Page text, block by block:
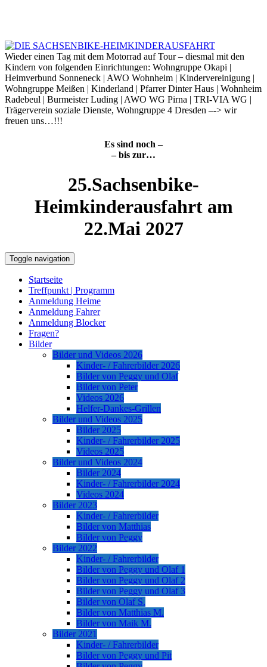
Wieder einen Tag mit dem Motorrad auf Tour – diesmal mit den
Kindern von folgenden Einrichtungen: Wohngruppe Okapi |
Heimverbund Sonneneck | AWO Wohnheim | Kindervereinigung |
Wohngruppe Meißen | Kinderland | Pfarrer Dinter Haus | Wohnheim
Radebeul | Burmeister Luding | AWO WG Pirna | TRI-VIA WG |
Trägerverein soziale Dienste, Wohngruppe 4 Dresden –-> wir
freuen uns…!!!
Es sind noch –
– bis zur…
25.Sachsenbike-
Heimkinderausfahrt am
22.Mai 2027
Toggle navigation
Startseite
Treffpunkt | Programm
Anmeldung Heime
Anmeldung Fahrer
Anmeldung Blocker
Fragen?
Bilder
Bilder und Videos 2026
Kinder- / Fahrerbilder 2026
Bilder von Peggy und Olaf
Bilder von Peter
Videos 2026
Helfer-Dankes-Grillen
Bilder und Videos 2025
Bilder 2025
Kinder- / Fahrerbilder 2025
Videos 2025
Bilder und Videos 2024
Bilder 2024
Kinder- / Fahrerbilder 2024
Videos 2024
Bilder 2023
Kinder- / Fahrerbilder
Bilder von Matthias
Bilder von Peggy
Bilder 2022
Kinder- / Fahrerbilder
Bilder von Peggy und Olaf 1
Bilder von Peggy und Olaf 2
Bilder von Peggy und Olaf 3
Bilder von Olaf S.
Bilder von Matthias M.
Bilder von Maik M.
Bilder 2021
Kinder- / Fahrerbilder
Bilder von Peggy und Pit